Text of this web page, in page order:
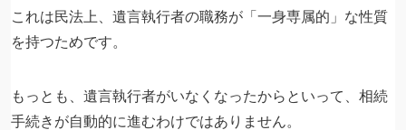
これは民法上、遺言執行者の職務が「一身専属的」な性質
を持つためです。
もっとも、遺言執行者がいなくなったからといって、相続
手続きが自動的に進むわけではありません。